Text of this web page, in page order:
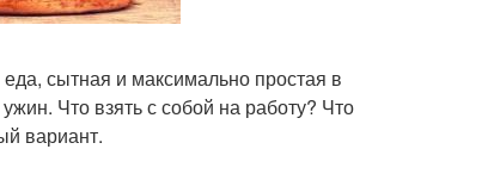
сытная и максимально простая в
Что взять с собой на работу? Что
вариант.